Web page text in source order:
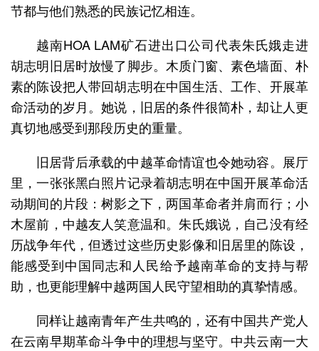
节都与他们熟悉的民族记忆相连。
越南HOA LAM矿石进出口公司代表朱氏娥走进
胡志明旧居时放慢了脚步。木质门窗、素色墙面、朴
素的陈设把人带回胡志明在中国生活、工作、开展革
命活动的岁月。她说，旧居的条件很简朴，却让人更
真切地感受到那段历史的重量。
旧居背后承载的中越革命情谊也令她动容。展厅
里，一张张黑白照片记录着胡志明在中国开展革命活
动期间的片段：树影之下，两国革命者并肩而行；小
木屋前，中越友人笑意温和。朱氏娥说，自己没有经
历战争年代，但透过这些历史影像和旧居里的陈设，
能感受到中国同志和人民给予越南革命的支持与帮
助，也更能理解中越两国人民守望相助的真挚情感。
同样让越南青年产生共鸣的，还有中国共产党人
在云南早期革命斗争中的理想与坚守。中共云南一大